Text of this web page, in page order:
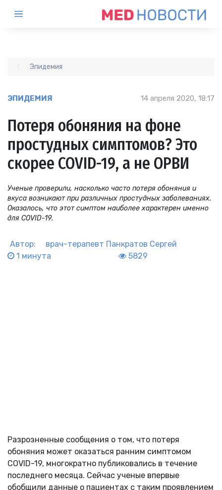
Эпидемия
ЭПИДЕМИЯ 14 апреля 2020, 18:17
Потеря обоняния на фоне
простудных симптомов? Это
скорее COVID-19, а не ОРВИ
Ученые проверили, насколько часто потеря обоняния и
вкуса возникают при различных простудных заболеваниях.
Оказалось, что этот симптом наиболее характерен именно
для COVID-19.
Автор: врач-терапевт Панкратов Сергей
1 минута
5829
Разрозненные сообщения о том, что потеря
обоняния может оказаться ранним симптомом
COVID-19, многократно публиковались в течение
последнего месяца. Сейчас ученые впервые
обобщили данные о пациентах с таким проявлением